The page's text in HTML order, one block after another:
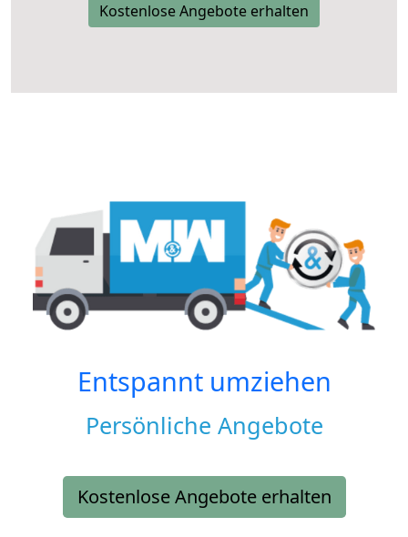
Kostenlose Angebote erhalten
Entspannt umziehen
Persönliche Angebote
Kostenlose Angebote erhalten